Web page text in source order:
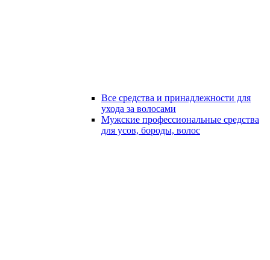
Все средства и принадлежности для
ухода за волосами
Мужские профессиональные средства
для усов, бороды, волос